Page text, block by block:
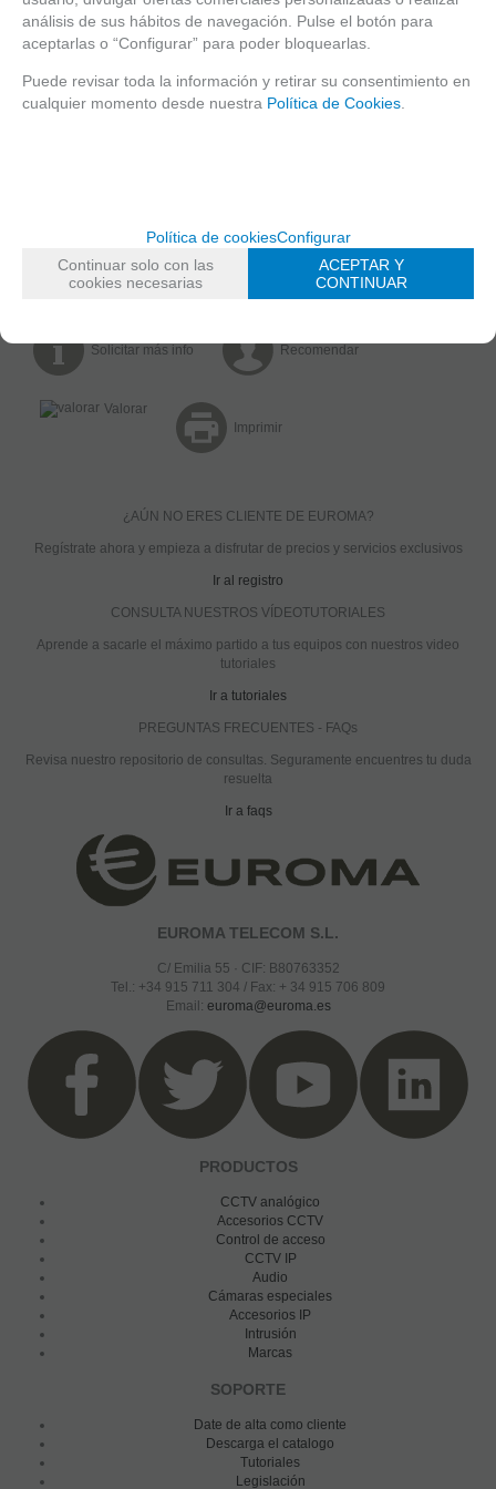
AÑADIR A CESTA
ENLACES RELACIONADOS
FAMILIAS RELACIONADAS
PoE
Solicitar más info Recomendar
Valorar
Imprimir
¿AÚN NO ERES CLIENTE DE EUROMA?
Regístrate ahora y empieza a disfrutar de precios y servicios exclusivos
Ir al registro
CONSULTA NUESTROS VÍDEOTUTORIALES
Aprende a sacarle el máximo partido a tus equipos con nuestros video
tutoriales
Ir a tutoriales
PREGUNTAS FRECUENTES - FAQs
Revisa nuestro repositorio de consultas. Seguramente encuentres tu duda
resuelta
Ir a faqs
EUROMA TELECOM S.L.
C/ Emilia 55 · CIF: B80763352
Tel.: +34 915 711 304 / Fax: + 34 915 706 809
Email: euroma@euroma.es
PRODUCTOS
CCTV analógico
Accesorios CCTV
Control de acceso
CCTV IP
Audio
Cámaras especiales
Accesorios IP
Intrusión
Marcas
SOPORTE
Date de alta como cliente
Descarga el catalogo
Tutoriales
Legislación
análisis de sus hábitos de navegación. Pulse el botón para
aceptarlas o “Configurar” para poder bloquearlas.
Puede revisar toda la información y retirar su consentimiento en
cualquier momento desde nuestra Política de Cookies
Política de cookiesConfigurar
Continuar solo con las
cookies necesarias
ACEPTAR Y
CONTINUAR